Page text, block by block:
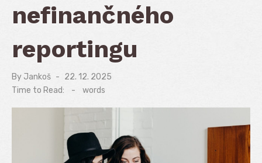
nefinančného
reportingu
By Jankoš
Posted
22. 12. 2025
Time to Read:
- words